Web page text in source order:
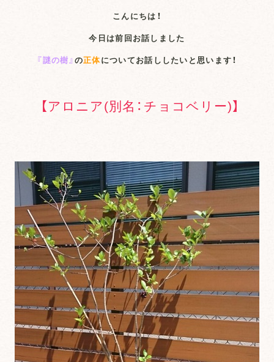
こんにちは！
今日は前回お話しました
『謎の樹』 の正体についてお話ししたいと思います！
【アロニア(別名：チョコベリー)】